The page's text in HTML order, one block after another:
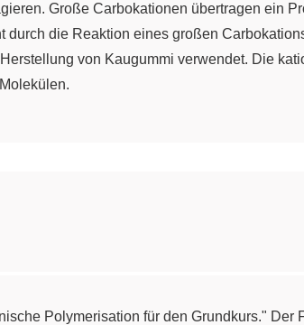
Große Carbokationen übertragen ein
die Reaktion eines großen
von Kaugummi verwendet. Die
Polymerisation für den Grundkurs." Der